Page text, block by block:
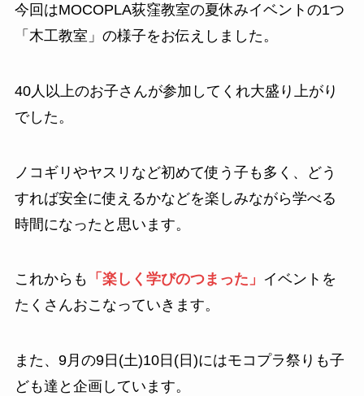
今回はMOCOPLA荻窪教室の夏休みイベントの1つ
「木工教室」の様子をお伝えしました。
40人以上のお子さんが参加してくれ大盛り上がり
でした。
ノコギリやヤスリなど初めて使う子も多く、どう
すれば安全に使えるかなどを楽しみながら学べる
時間になったと思います。
これからも 「楽しく学びのつまった」 イベントを
たくさんおこなっていきます。
また、9月の9日(土)10日(日)にはモコプラ祭りも子
ども達と企画しています。